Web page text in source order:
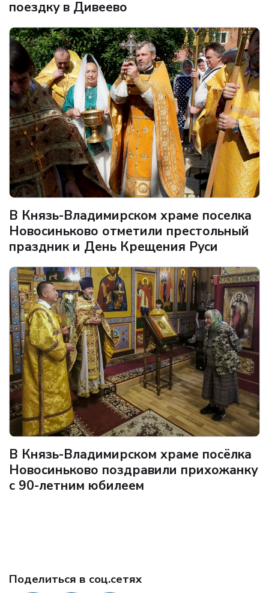
поездку в Дивеево
В Князь-Владимирском храме поселка
Новосиньково отметили престольный
праздник и День Крещения Руси
В Князь-Владимирском храме посёлка
Новосиньково поздравили прихожанку
с 90-летним юбилеем
Поделиться в соц.сетях